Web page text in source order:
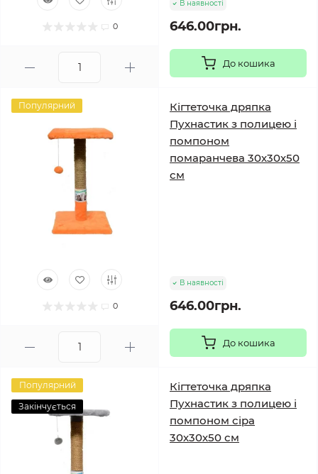
0
В наявності
646.00грн.
До кошика
Популярний
0
Кігтеточка дряпка
Пухнастик з полицею і
помпоном
помаранчева 30х30х50
см
В наявності
646.00грн.
До кошика
Популярний
Закінчується
Кігтеточка дряпка
Пухнастик з полицею і
помпоном сіра
30х30х50 см